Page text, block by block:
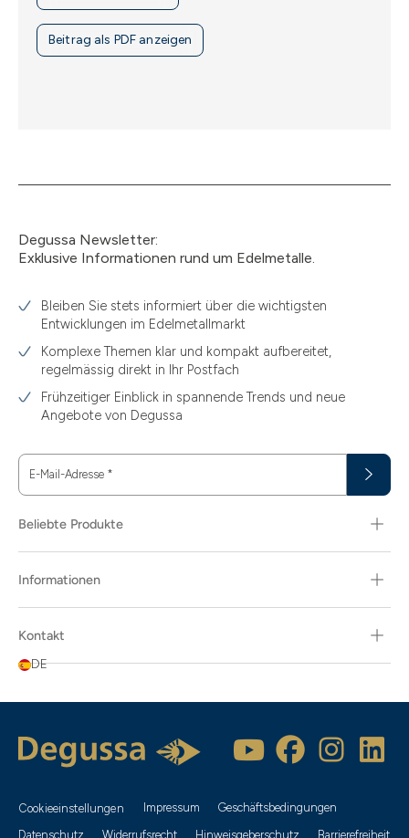
Beitrag als PDF anzeigen
Degussa Newsletter:
Exklusive Informationen rund um Edelmetalle.
Bleiben Sie stets informiert über die wichtigsten
Entwicklungen im Edelmetallmarkt
Komplexe Themen klar und kompakt aufbereitet,
regelmässig direkt in Ihr Postfach
Frühzeitiger Einblick in spannende Trends und neue
Angebote von Degussa
E-Mail-Adresse *
Beliebte Produkte
Informationen
Kontakt
DE
Cookieeinstellungen Impressum
Geschäftsbedingungen
Datenschutz
Widerrufsrecht Hinweisgeberschutz Barrierefreiheit